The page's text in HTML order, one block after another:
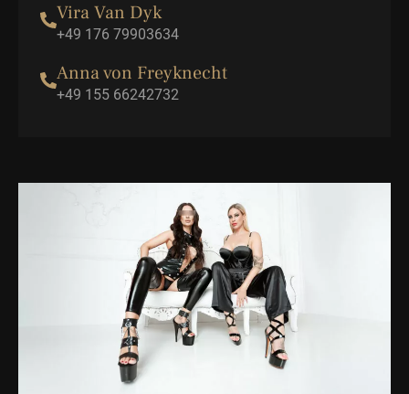
Vira Van Dyk
+49 176 79903634
Anna von Freyknecht
+49 155 66242732